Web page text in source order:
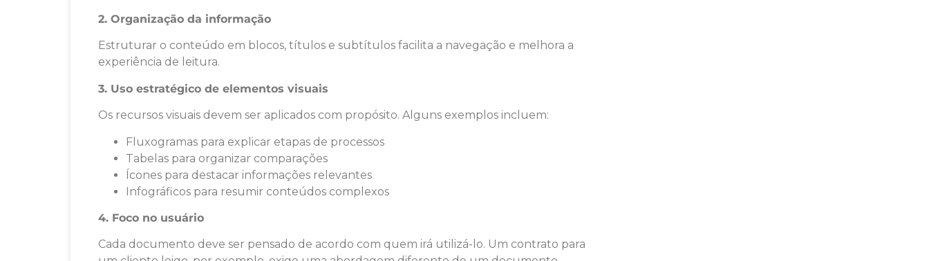
2. Organização da informação
Estruturar o conteúdo em blocos, títulos e subtítulos facilita a navegação e melhora a
experiência de leitura.
3. Uso estratégico de elementos visuais
Os recursos visuais devem ser aplicados com propósito. Alguns exemplos incluem:
Fluxogramas para explicar etapas de processos
Tabelas para organizar comparações
Ícones para destacar informações relevantes
Infográficos para resumir conteúdos complexos
4. Foco no usuário
Cada documento deve ser pensado de acordo com quem irá utilizá-lo. Um contrato para